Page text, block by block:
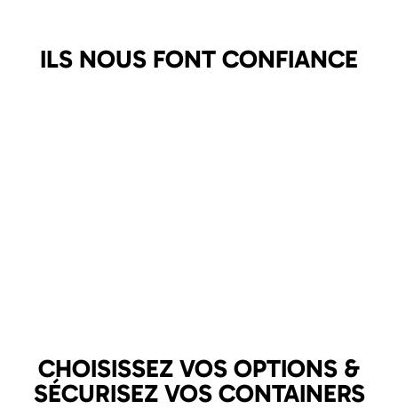
ILS NOUS FONT CONFIANCE
CHOISISSEZ VOS OPTIONS &
SÉCURISEZ VOS CONTAINERS